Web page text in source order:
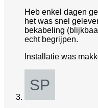
Heb enkel dagen
het was snel
bekabeling
echt begrijpen.
Installatie was